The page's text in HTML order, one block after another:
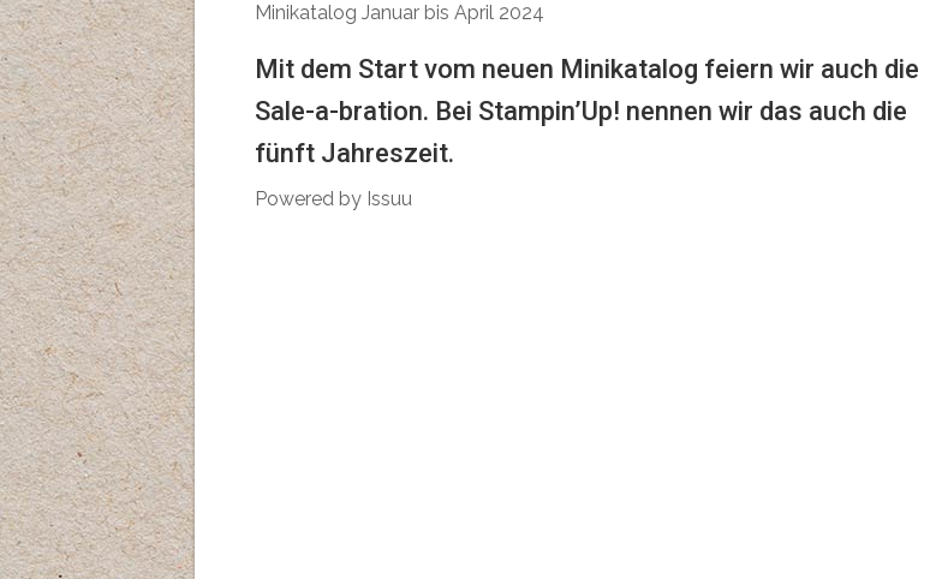
Minikatalog Januar bis April 2024
Mit dem Start vom neuen Minikatalog feiern wir auch die
Sale-a-bration. Bei Stampin’Up! nennen wir das auch die
fünft Jahreszeit.
Powered by Issuu